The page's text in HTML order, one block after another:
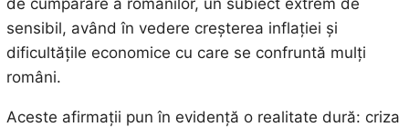
sensibil, având în vedere creșterea inflației și
dificultățile economice cu care se confruntă mulți
români.
Aceste afirmații pun în evidență o realitate dură: criza